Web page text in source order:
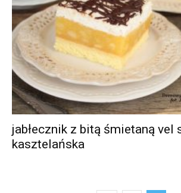
jabłecznik z bitą śmietaną vel
kasztelańska